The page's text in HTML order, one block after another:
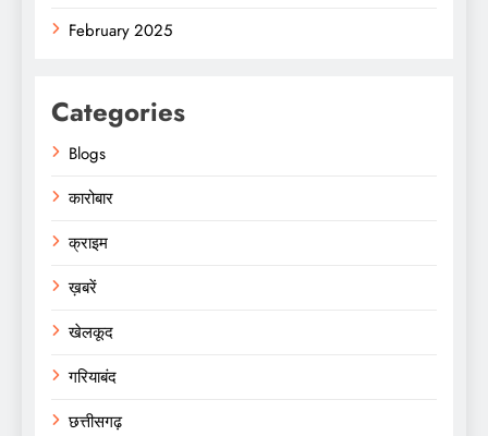
February 2025
Categories
Blogs
कारोबार
क्राइम
ख़बरें
खेलकूद
गरियाबंद
छत्तीसगढ़